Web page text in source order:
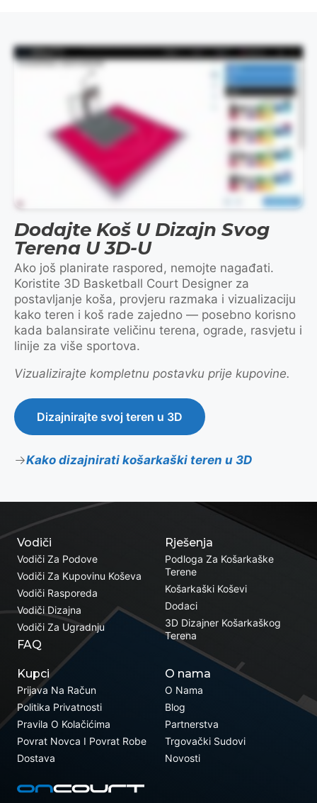
This video demonstrates the design process visually and does not contain spoken audio.
Dodajte Koš U Dizajn Svog
Terena U 3D-U
Ako još planirate raspored, nemojte nagađati.
Koristite 3D Basketball Court Designer za
postavljanje koša, provjeru razmaka i vizualizaciju
kako teren i koš rade zajedno — posebno korisno
kada balansirate veličinu terena, ograde, rasvjetu i
linije za više sportova.
Vizualizirajte kompletnu postavku prije kupovine.
Dizajnirajte svoj teren u 3D
Kako dizajnirati košarkaški teren u 3D
Rješenja
Podloga Za Košarkaške
Terene
Košarkaški Koševi
Dodaci
3D Dizajner Košarkaškog
Terena
Vodiči
Vodiči Za Podove
Vodiči Za Kupovinu Koševa
Vodiči Rasporeda
Vodiči Dizajna
Vodiči Za Ugradnju
FAQ
Kupci
Prijava Na Račun
Politika Privatnosti
Pravila O Kolačićima
Povrat Novca I Povrat Robe
Dostava
O nama
O Nama
Blog
Partnerstva
Trgovački Sudovi
Novosti